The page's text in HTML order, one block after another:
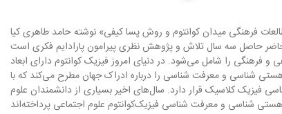
فرهنگی میدان کوانتوم و روش پسا کیفی» نوشته حامد طاهری کیا
حاصل سه سال تلاش و پژوهش نظری پیرامون پارادایم فکری است
و فرهنگی را شامل می‌شود. در دنیای امروز فیزیک کوانتوم دارای ابعاد
شناسی و معرفت شناسی را درباره ادراک جهان مطرح می‌کند که با
فیزیک کلاسیک قرار دارد. سال‌های اخیر بسیاری از دانشمندان علوم